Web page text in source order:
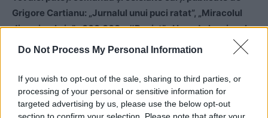
Do Not Process My Personal Information
If you wish to opt-out of the sale, sharing to third parties, or
processing of your personal or sensitive information for
targeted advertising by us, please use the below opt-out
section to confirm your selection. Please note that after your
Grigore Cartianu: „Jurnalul unui puci ratat”, „Miracolul
din noiembrie”, „600.000 – #Rezist”, „Hora de la miezul
nopții”, „Hagi”.